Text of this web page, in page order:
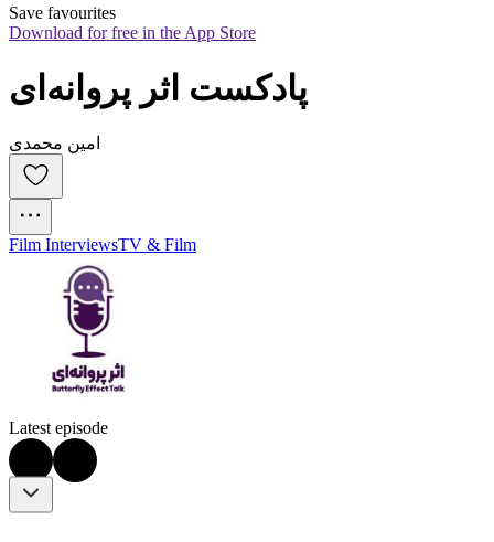
Save favourites
Download for free in the App Store
پادکست اثر پروانه‌ای
امین محمدی
Film InterviewsTV & Film
Latest episode